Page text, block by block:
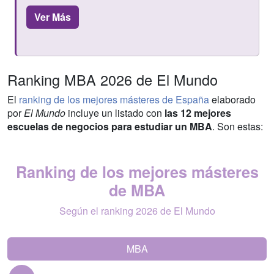
Ver Más
Ranking MBA 2026 de El Mundo
El ranking de los mejores másteres de Españaelaborado
porEl Mundo incluye un listado con las 12 mejores
escuelas de negocios para estudiar un MBA. Son estas:
Ranking de los mejores másteres
de MBA
Según el ranking 2026 de El Mundo
MBA